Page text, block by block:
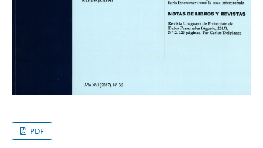
PDF